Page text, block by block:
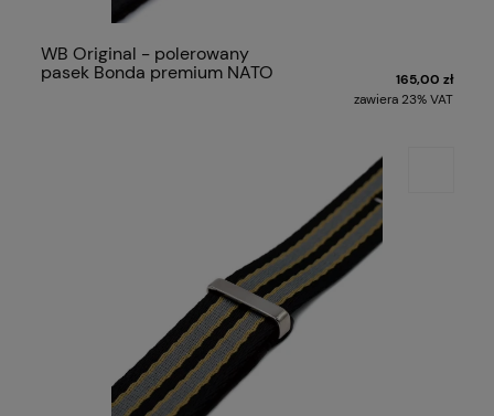
WB Original - polerowany
pasek Bonda premium NATO
165,00 zł
zawiera 23% VAT